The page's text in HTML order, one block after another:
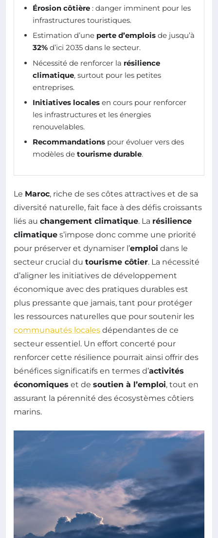
Érosion côtière : danger imminent pour les
infrastructures touristiques.
Estimation d’une perte d’emplois de jusqu’à
32% d’ici 2035 dans le secteur.
Nécessité de renforcer la résilience
climatique, surtout pour les petites
entreprises.
Initiatives locales en cours pour renforcer
les infrastructures et les énergies
renouvelables.
Recommandations pour évoluer vers des
modèles de tourisme durable.
Le Maroc, riche de ses côtes attractives et de sa
diversité naturelle, fait face à des défis croissants
liés au changement climatique. La résilience
climatique s’impose donc comme une priorité
pour préserver et dynamiser l’emploi dans le
secteur crucial du tourisme côtier. La nécessité
d’aligner les initiatives de développement
économique avec des pratiques durables est
plus pressante que jamais, tant pour protéger
les ressources naturelles que pour soutenir les
communautés locales dépendantes de ce
secteur essentiel. Un effort concerté pour
renforcer cette résilience pourrait ainsi offrir des
bénéfices significatifs en termes d’activités
économiques et de soutien à l’emploi, tout en
assurant la pérennité des écosystèmes côtiers
marins.